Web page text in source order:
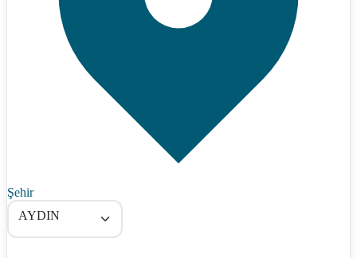
Şehir
AYDIN